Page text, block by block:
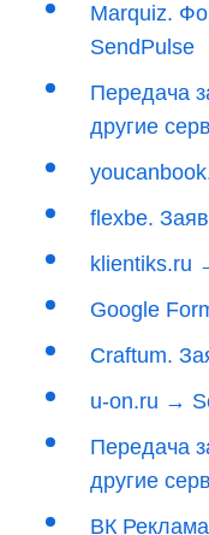
Marquiz.
SendPulse
Передача
другие
flexbe.
klientiks.ru
Google
Craftum.
u-on.ru →
Передача
другие
ВК